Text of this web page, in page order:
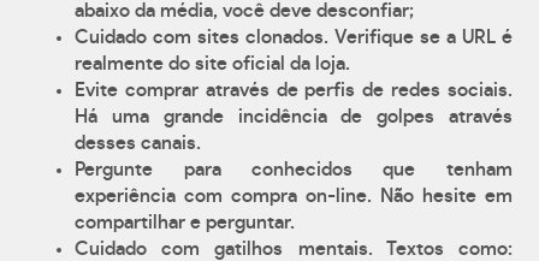
abaixo da média, você deve desconfiar;
Cuidado com sites clonados. Verifique se a URL é
realmente do site oficial da loja.
Evite comprar através de perfis de redes sociais.
Há uma grande incidência de golpes através
desses canais.
Pergunte para conhecidos que tenham
experiência com compra on-line. Não hesite em
compartilhar e perguntar.
Cuidado com gatilhos mentais. Textos como: